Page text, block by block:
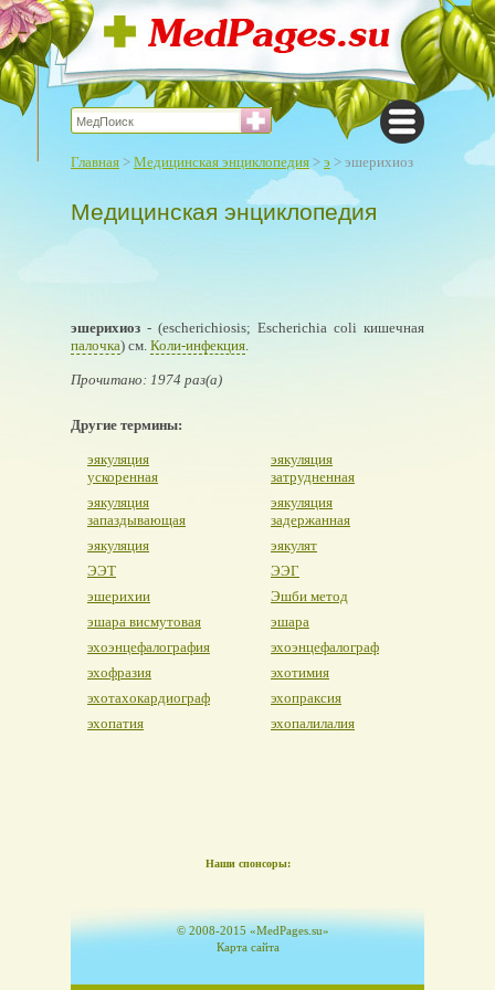
Главная > Медицинская энциклопедия > э > эшерихиоз
Медицинская энциклопедия
эшерихиоз - (escherichiosis; Escherichia coli кишечная
палочка) см. Коли-инфекция.
Прочитано: 1974 раз(а)
Другие термины:
эякуляция
ускоренная
эякуляция
затрудненная
эякуляция
запаздывающая
эякуляция
задержанная
эякуляция
эякулят
ЭЭТ
ЭЭГ
эшерихии
Эшби метод
эшара висмутовая
эшара
эхоэнцефалография
эхоэнцефалограф
эхофразия
эхотимия
эхотахокардиограф
эхопраксия
эхопатия
эхопалилалия
Наши спонсоры:
© 2008-2015 «MedPages.su»
Карта сайта